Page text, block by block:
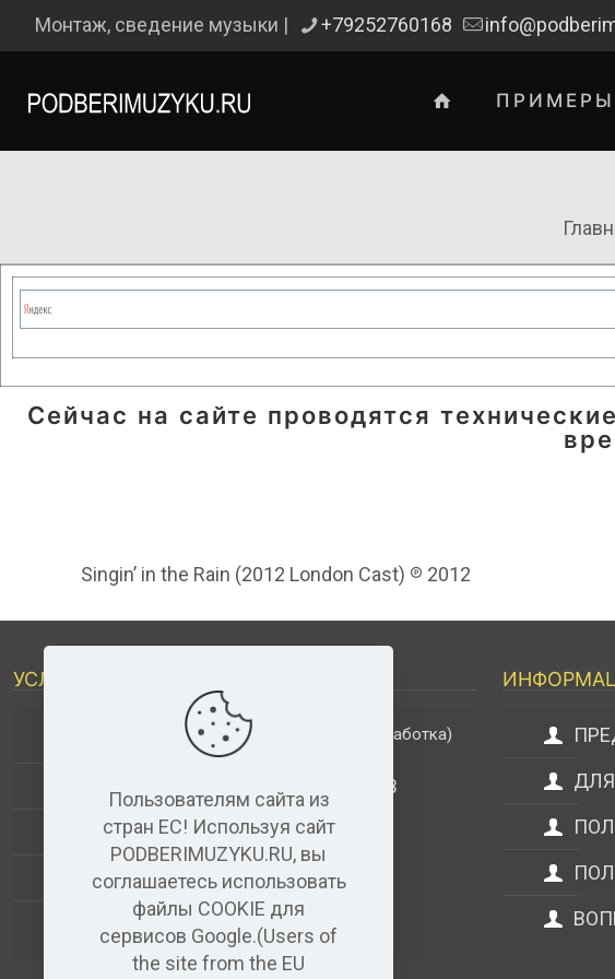
Монтаж, сведение музыки | +79252760168
Сейчас на сайте проводятся
Singin’ in the Rain (2012 London Cast) ℗ 2012
УСЛУГИ
ДОПОЛНИТЕЛЬНЫЕ УСЛУГИ (обработка)
АНАЛИЗ МУЗЫКАЛЬНЫХ ТРЕКОВ
ВИДЕО+АУДИО
УСЛУГИ ЗВУКОЗАПИСИ
АУДИО РЕДАКТОР(бесплатный)
Пользователям сайта из
стран ЕС! Используя сайт
PODBERIMUZYKU.RU, вы
соглашаетесь использовать
файлы COOKIE для
сервисов Google.(Users of
the site from the EU